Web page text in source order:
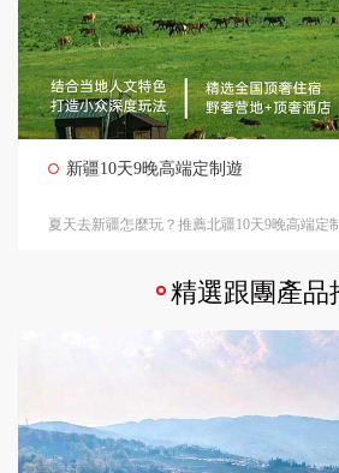
新疆10天9晚高端定制遊
夏天去新疆怎麼玩？推薦北疆10天9晚高端定
精選跟團產品